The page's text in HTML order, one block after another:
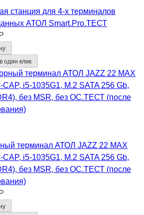
станция для 4-х терминалов
АТОЛ Smart.Pro.ТЕСТ
один клик
терминал АТОЛ JAZZ 22 MAX
CAP, i5-1035G1, M.2 SATA 256 Gb,
без MSR, без ОС.ТЕСТ (после